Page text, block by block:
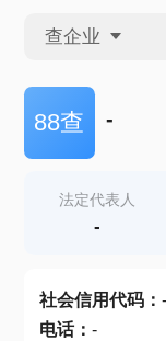
查企业
查企业
查产地
88查 -
法定代表人
-
社会信用代码： -
电话： -